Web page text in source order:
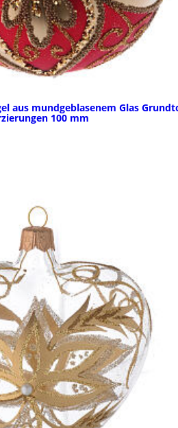
aus mundgeblasenem Glas
100 mm